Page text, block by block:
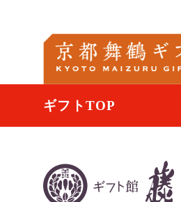
ギフトTOP